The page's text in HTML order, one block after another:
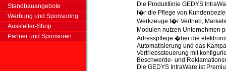
Standbauangebote
Werbung und Sponsoring
Aussteller-Shop
Partner und Sponsoren
Die Produktlinie GEDYS
f�r die Pflege von
Werkzeuge f�r Vertrieb,
Modulen nutzen Unternehmen
Adresspflege �ber die
Automatisierung und das
Vertriebssteuerung mit
Beschwerde- und
Die GEDYS IntraWare ist